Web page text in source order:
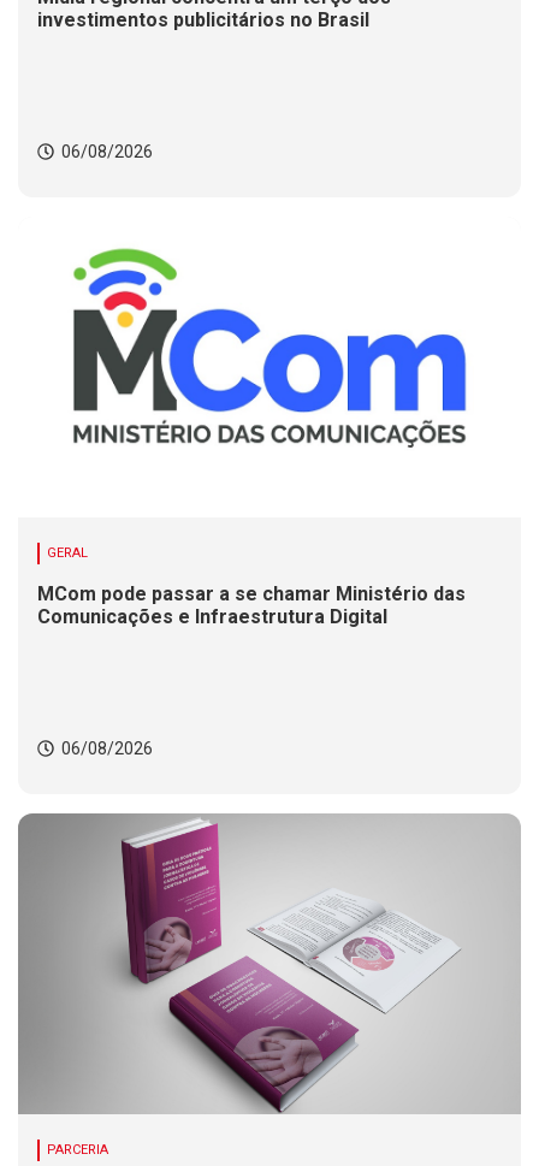
investimentos publicitários no Brasil
06/08/2026
GERAL
MCom pode passar a se chamar Ministério das
Comunicações e Infraestrutura Digital
06/08/2026
PARCERIA